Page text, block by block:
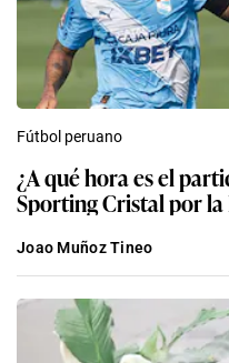
Fútbol peruano
¿A qué hora es el
Sporting Cristal por la
Joao Muñoz Tineo